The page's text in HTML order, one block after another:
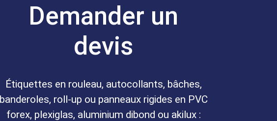
Demander un
devis
Étiquettes en rouleau, autocollants, bâches,
banderoles, roll-up ou panneaux rigides en PVC
forex, plexiglas, aluminium dibond ou akilux :